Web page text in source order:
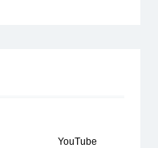
YouTube